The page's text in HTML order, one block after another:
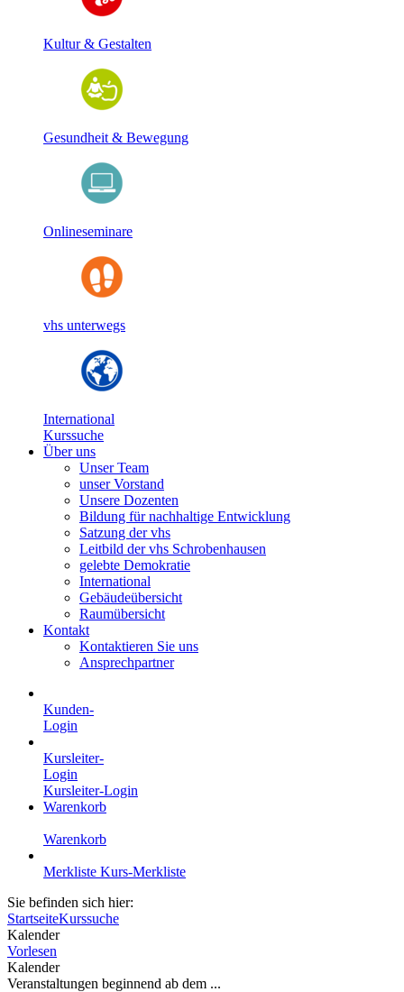
Kultur & Gestalten
Gesundheit & Bewegung
Onlineseminare
vhs unterwegs
International
Kurssuche
Über uns
Unser Team
unser Vorstand
Unsere Dozenten
Bildung für nachhaltige Entwicklung
Satzung der vhs
Leitbild der vhs Schrobenhausen
gelebte Demokratie
International
Gebäudeübersicht
Raumübersicht
Kontakt
Kontaktieren Sie uns
Ansprechpartner
Kunden-
Login
Kursleiter-
Login
Kursleiter-Login
Warenkorb
Warenkorb
Merkliste Kurs-Merkliste
Sie befinden sich hier:
StartseiteKurssuche
Kalender
Vorlesen
Kalender
Veranstaltungen beginnend ab dem ...